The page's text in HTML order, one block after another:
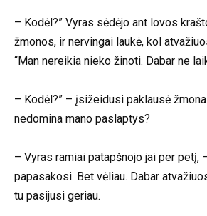
– Kodėl?” Vyras sėdėjo ant lovos
žmonos, ir nervingai laukė, kol
“Man nereikia nieko žinoti. Dabar ne
– Kodėl?” – įsižeidusi paklausė
nedomina mano paslaptys?
– Vyras ramiai patapšnojo jai per petį,
papasakosi. Bet vėliau. Dabar
tu pasijusi geriau.